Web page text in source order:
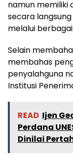
namun memiliki
secara
melalui
Selain
membahas
penyalahguna
Institusi
READ Ijen
Perdana
Dinilai